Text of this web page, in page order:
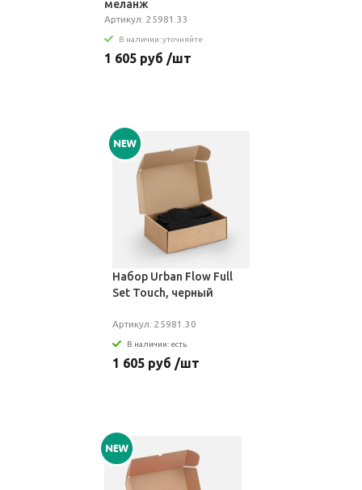
меланж
Артикул: 25981.33
В наличии: уточняйте
1 605 руб /шт
Набор Urban Flow Full
Set Touch, черный
Артикул: 25981.30
В наличии: есть
1 605 руб /шт